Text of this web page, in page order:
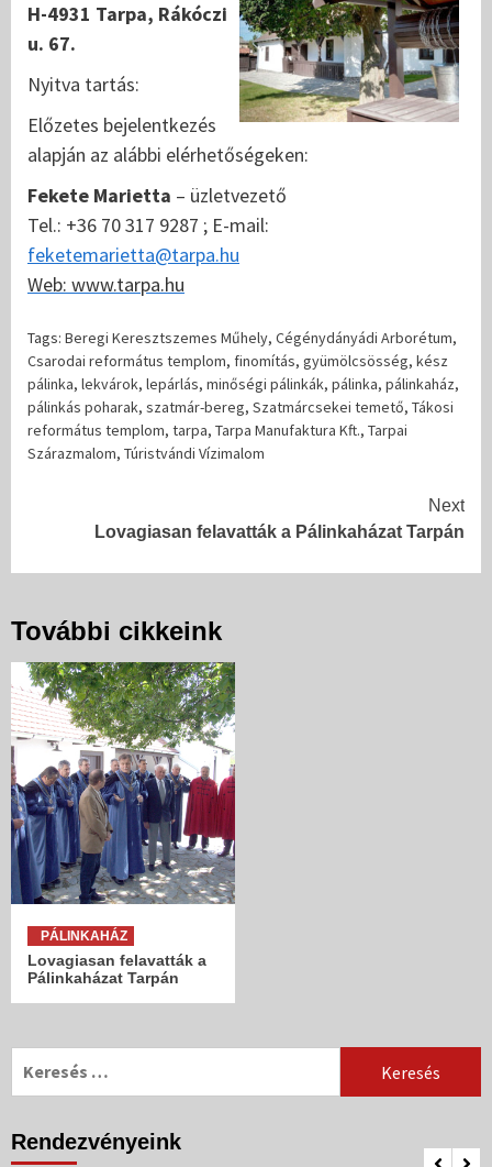
H-4931 Tarpa, Rákóczi
u. 67.
Nyitva tartás:
Előzetes bejelentkezés
alapján az alábbi elérhetőségeken:
Fekete Marietta – üzletvezető
Tel.: +36 70 317 9287 ; E-mail:
feketemarietta@tarpa.hu
Web: www.tarpa.hu
Tags: Beregi Keresztszemes Műhely, Cégénydányádi Arborétum,
Csarodai református templom, finomítás, gyümölcsösség, kész
pálinka, lekvárok, lepárlás, minőségi pálinkák, pálinka, pálinkaház,
pálinkás poharak, szatmár-bereg, Szatmárcsekei temető, Tákosi
református templom, tarpa, Tarpa Manufaktura Kft., Tarpai
Szárazmalom, Túristvándi Vízimalom
Reading
Next
Lovagiasan felavatták a Pálinkaházat Tarpán
További cikkeink
PÁLINKAHÁZ
Lovagiasan felavatták a
Pálinkaházat Tarpán
Keresés:
Rendezvényeink